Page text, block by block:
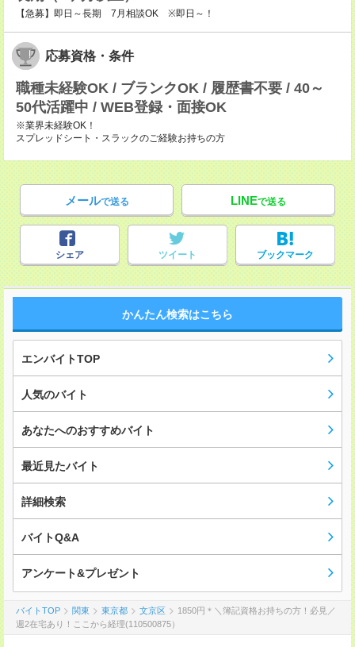
【急募】即日～長期 7月相談OK ※即日～！
応募資格・条件
職種未経験OK / ブランクOK / 履歴書不要 / 40～
50代活躍中 / WEB登録・面接OK
※業界未経験OK！
スプレッドシート・スラックのご経験お持ちの方
メールで送る LINEで送る
シェア ツイート ブックマーク
かんたん検索はこちら
エンバイトTOP
人気のバイト
あなたへのおすすめバイト
最近見たバイト
詳細検索
バイトQ&A
アンケート&プレゼント
バイトTOP 関東 東京都 文京区
1850円＊＼簿記資格お持ちの方！必見／
週2在宅あり！ここから経理(110500875）